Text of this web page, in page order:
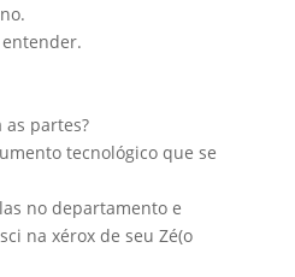
as partes?
tecnológico que se
no departamento e
na xérox de seu Zé(o